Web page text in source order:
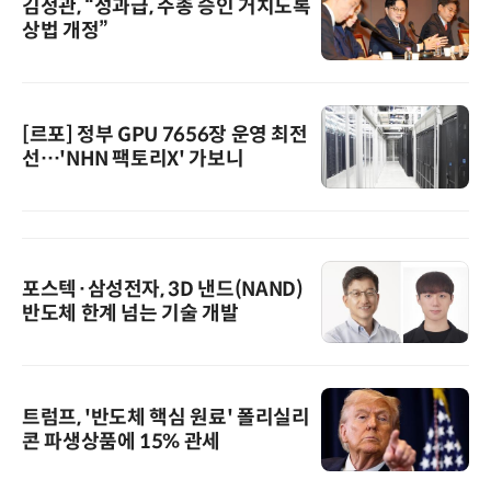
김정관, “성과급, 주총 승인 거치도록
상법 개정”
[르포] 정부 GPU 7656장 운영 최전
선…'NHN 팩토리X' 가보니
포스텍·삼성전자, 3D 낸드(NAND)
반도체 한계 넘는 기술 개발
트럼프, '반도체 핵심 원료' 폴리실리
콘 파생상품에 15% 관세